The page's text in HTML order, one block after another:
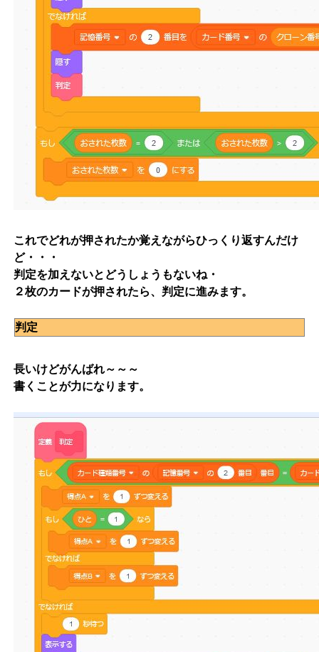
これでどれが押されたか覚えながらひっくり返すんだけ
ど・・・
判定を加えないとどうしょうもないね・
２枚のカードが押されたら、判定に進みます。
判定
長いけどがんばれ～～～
書くことが力になります。